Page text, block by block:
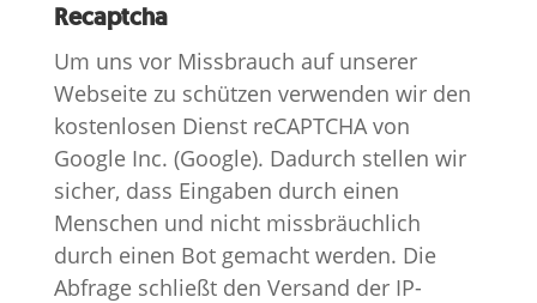
Recaptcha
Um uns vor Missbrauch auf unserer
Webseite zu schützen verwenden wir den
kostenlosen Dienst reCAPTCHA von
Google Inc. (Google). Dadurch stellen wir
sicher, dass Eingaben durch einen
Menschen und nicht missbräuchlich
durch einen Bot gemacht werden. Die
Abfrage schließt den Versand der IP-